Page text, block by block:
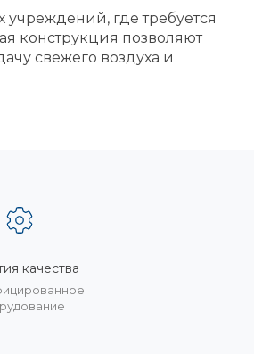
где требуется
конструкция позволяют
свежего воздуха и
качества